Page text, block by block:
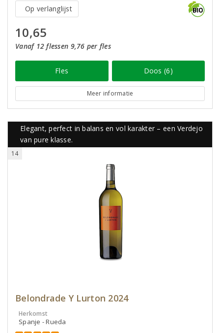
Op verlanglijst
10,65
Vanaf 12 flessen 9,76 per fles
Fles Doos (6)
Meer informatie
Elegant, perfect in balans en vol karakter – een Verdejo
van pure klasse.
14
Belondrade Y Lurton 2024
Herkomst
Spanje - Rueda